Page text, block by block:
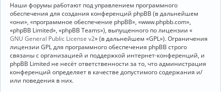
Наши форумы работают под управлением программного
обеспечения для создания конференций phpBB (в дальнейшем
«они», «программное обеспечение phpBB», «www.phpbb.com»,
«phpBB Limited», «phpBB Teams»), выпущенного по лицензии «
GNU General Public License v2» (в дальнейшем «GPL»). Ограничения
лицензии GPL для программного обеспечения phpBB строго
связаны с организацией и поддержкой интернет-конференций, и
phpBB Limited не несёт ответственности за то, что администрация
конференций определяет в качестве допустимого содержания и/
или поведения в них.